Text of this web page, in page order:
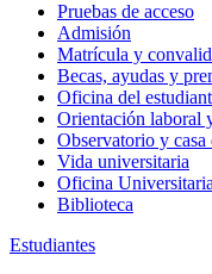
Pruebas de acceso
Admisión
Matrícula y
Becas, ayudas y
Oficina del
Orientación laboral
Observatorio y casa
Vida universitaria
Oficina
Biblioteca
Estudiantes